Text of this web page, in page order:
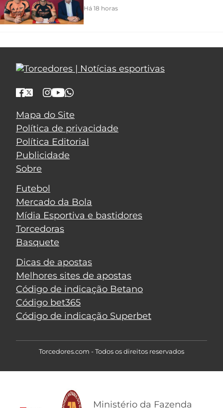
Há 18 horas
Mapa do Site
Política de privacidade
Política Editorial
Publicidade
Sobre
Futebol
Mercado da Bola
Mídia Esportiva e bastidores
Torcedoras
Basquete
Dicas de apostas
Melhores sites de apostas
Código de indicação Betano
Código bet365
Código de indicação Superbet
Torcedores.com - Todos os direitos reservados
Ministério da Fazenda